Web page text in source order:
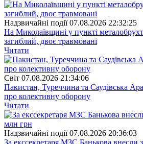
Надзвичайні події 07.08.2026 22:32:25
На Миколаївщині у пункті
загиблий, двоє травмовані
Читати
Свiт 07.08.2026 21:34:06
Пакистан, Туреччина та Саудівська
про колективну оборону
Читати
Надзвичайні події 07.08.2026 20:36:03
За екссекретаря МЗС Банькова внесли